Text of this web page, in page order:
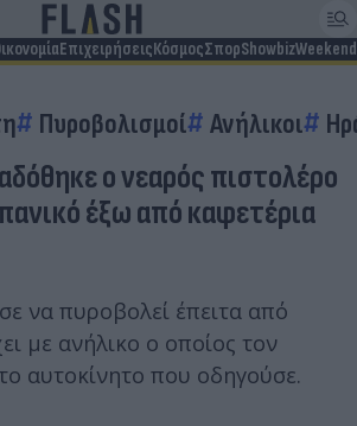
ΕπιχειρήσειςΚόσμοςΣπορShowbizWeekend
Πυροβολισμοί Ανήλικοι
ο νεαρός πιστολέρο
έξω από καφετέρια
να πυροβολεί έπειτα από
με ανήλικο ο οποίος τον
αυτοκίνητο που οδηγούσε.